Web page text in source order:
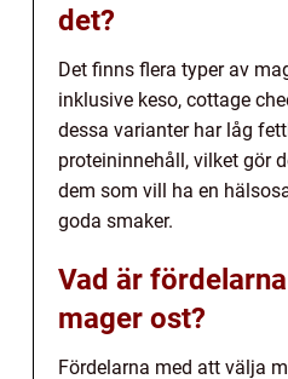
det?
Det finns flera typer av
inklusive keso, cottage
dessa varianter har låg
proteininnehåll, vilket gör
dem som vill ha en
goda smaker.
Vad är
mager ost?
Fördelarna med att välja